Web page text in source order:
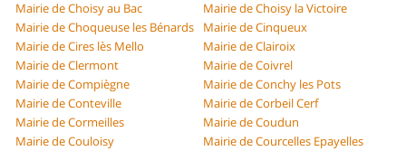
Mairie de Choisy au Bac
Mairie de Choisy la Victoire
Mairie de Choqueuse les Bénards
Mairie de Cinqueux
Mairie de Cires lès Mello
Mairie de Clairoix
Mairie de Clermont
Mairie de Coivrel
Mairie de Compiègne
Mairie de Conchy les Pots
Mairie de Conteville
Mairie de Corbeil Cerf
Mairie de Cormeilles
Mairie de Coudun
Mairie de Couloisy
Mairie de Courcelles Epayelles